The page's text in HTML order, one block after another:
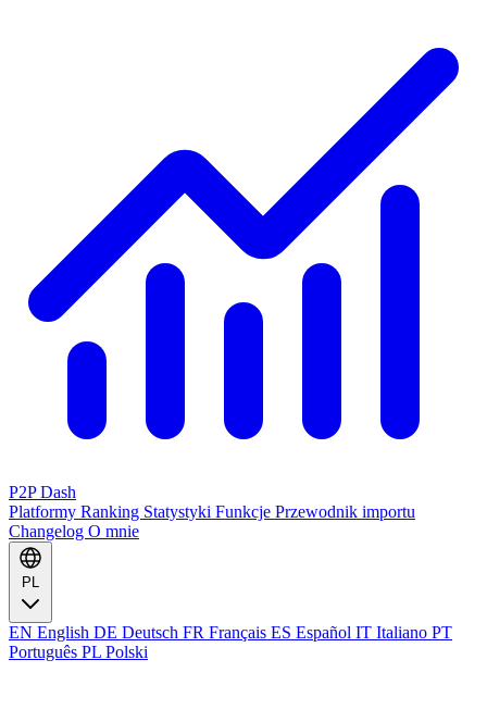
P2P Dash
Platformy Ranking Statystyki Funkcje Przewodnik importu
Changelog O mnie
PL
EN English DE Deutsch FR Français ES Español IT Italiano PT
Português PL Polski